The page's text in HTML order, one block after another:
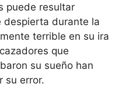
puede resultar
despierta durante la
terrible en su ira
que
su sueño han
su error.